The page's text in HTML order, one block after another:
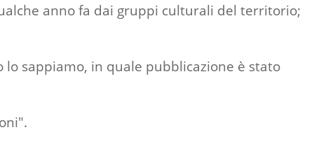
anno fa dai gruppi culturali del territorio;
sappiamo, in quale pubblicazione è stato